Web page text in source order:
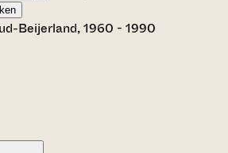
Beijerland, 1960 - 1990